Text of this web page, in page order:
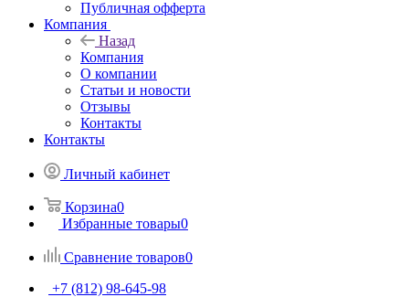
Публичная офферта
Компания
Назад
Компания
О компании
Статьи и новости
Отзывы
Контакты
Контакты
Личный кабинет
Корзина0
Избранные товары0
Сравнение товаров0
+7 (812) 98-645-98